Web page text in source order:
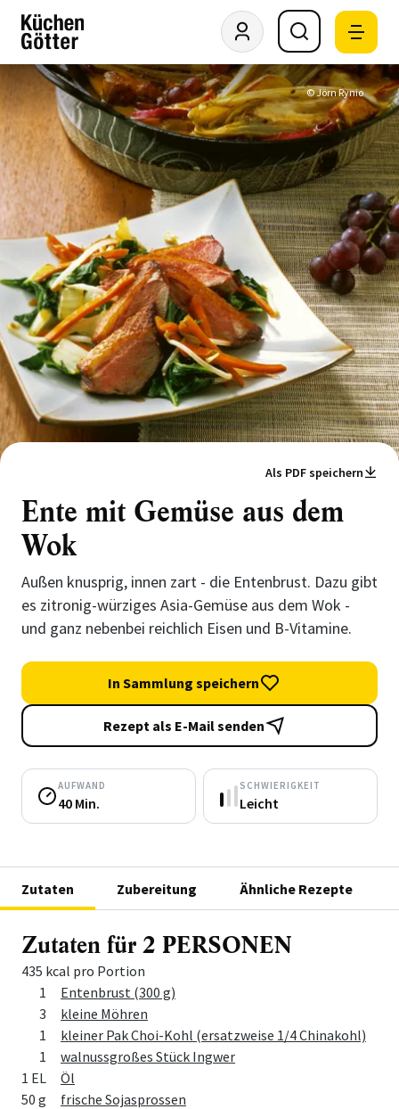
© Jörn Rynio
Als PDF speichern
Ente mit Gemüse aus dem
Wok
Außen knusprig, innen zart - die Entenbrust. Dazu gibt
es zitronig-würziges Asia-Gemüse aus dem Wok -
und ganz nebenbei reichlich Eisen und B-Vitamine.
In Sammlung speichern
Rezept als E-Mail senden
AUFWAND
40 Min.
SCHWIERIGKEIT
Leicht
Zutaten Zubereitung Ähnliche Rezepte
Zutaten für 2 PERSONEN
435 kcal pro Portion
Menge Zutat
1
Entenbrust (300 g)
3
kleine Möhren
1
kleiner Pak Choi-Kohl (ersatzweise 1/4 Chinakohl)
1
walnussgroßes Stück Ingwer
1 EL
Öl
50 g
frische Sojasprossen